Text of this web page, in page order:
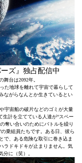
ズ』独占配信中
台は2092年。
た地球を離れて宇宙で暮らして
ながらなんとか生きているとい
宇宙船の破片などのゴミが大量
計を立てている人達が“スペー
奪い合いのためにバトルを繰り
乗組員たちです。ある日、彼ら
で、ある危険な取引に巻き込ま
ラドキドキが止まりません。気
分に（笑）。